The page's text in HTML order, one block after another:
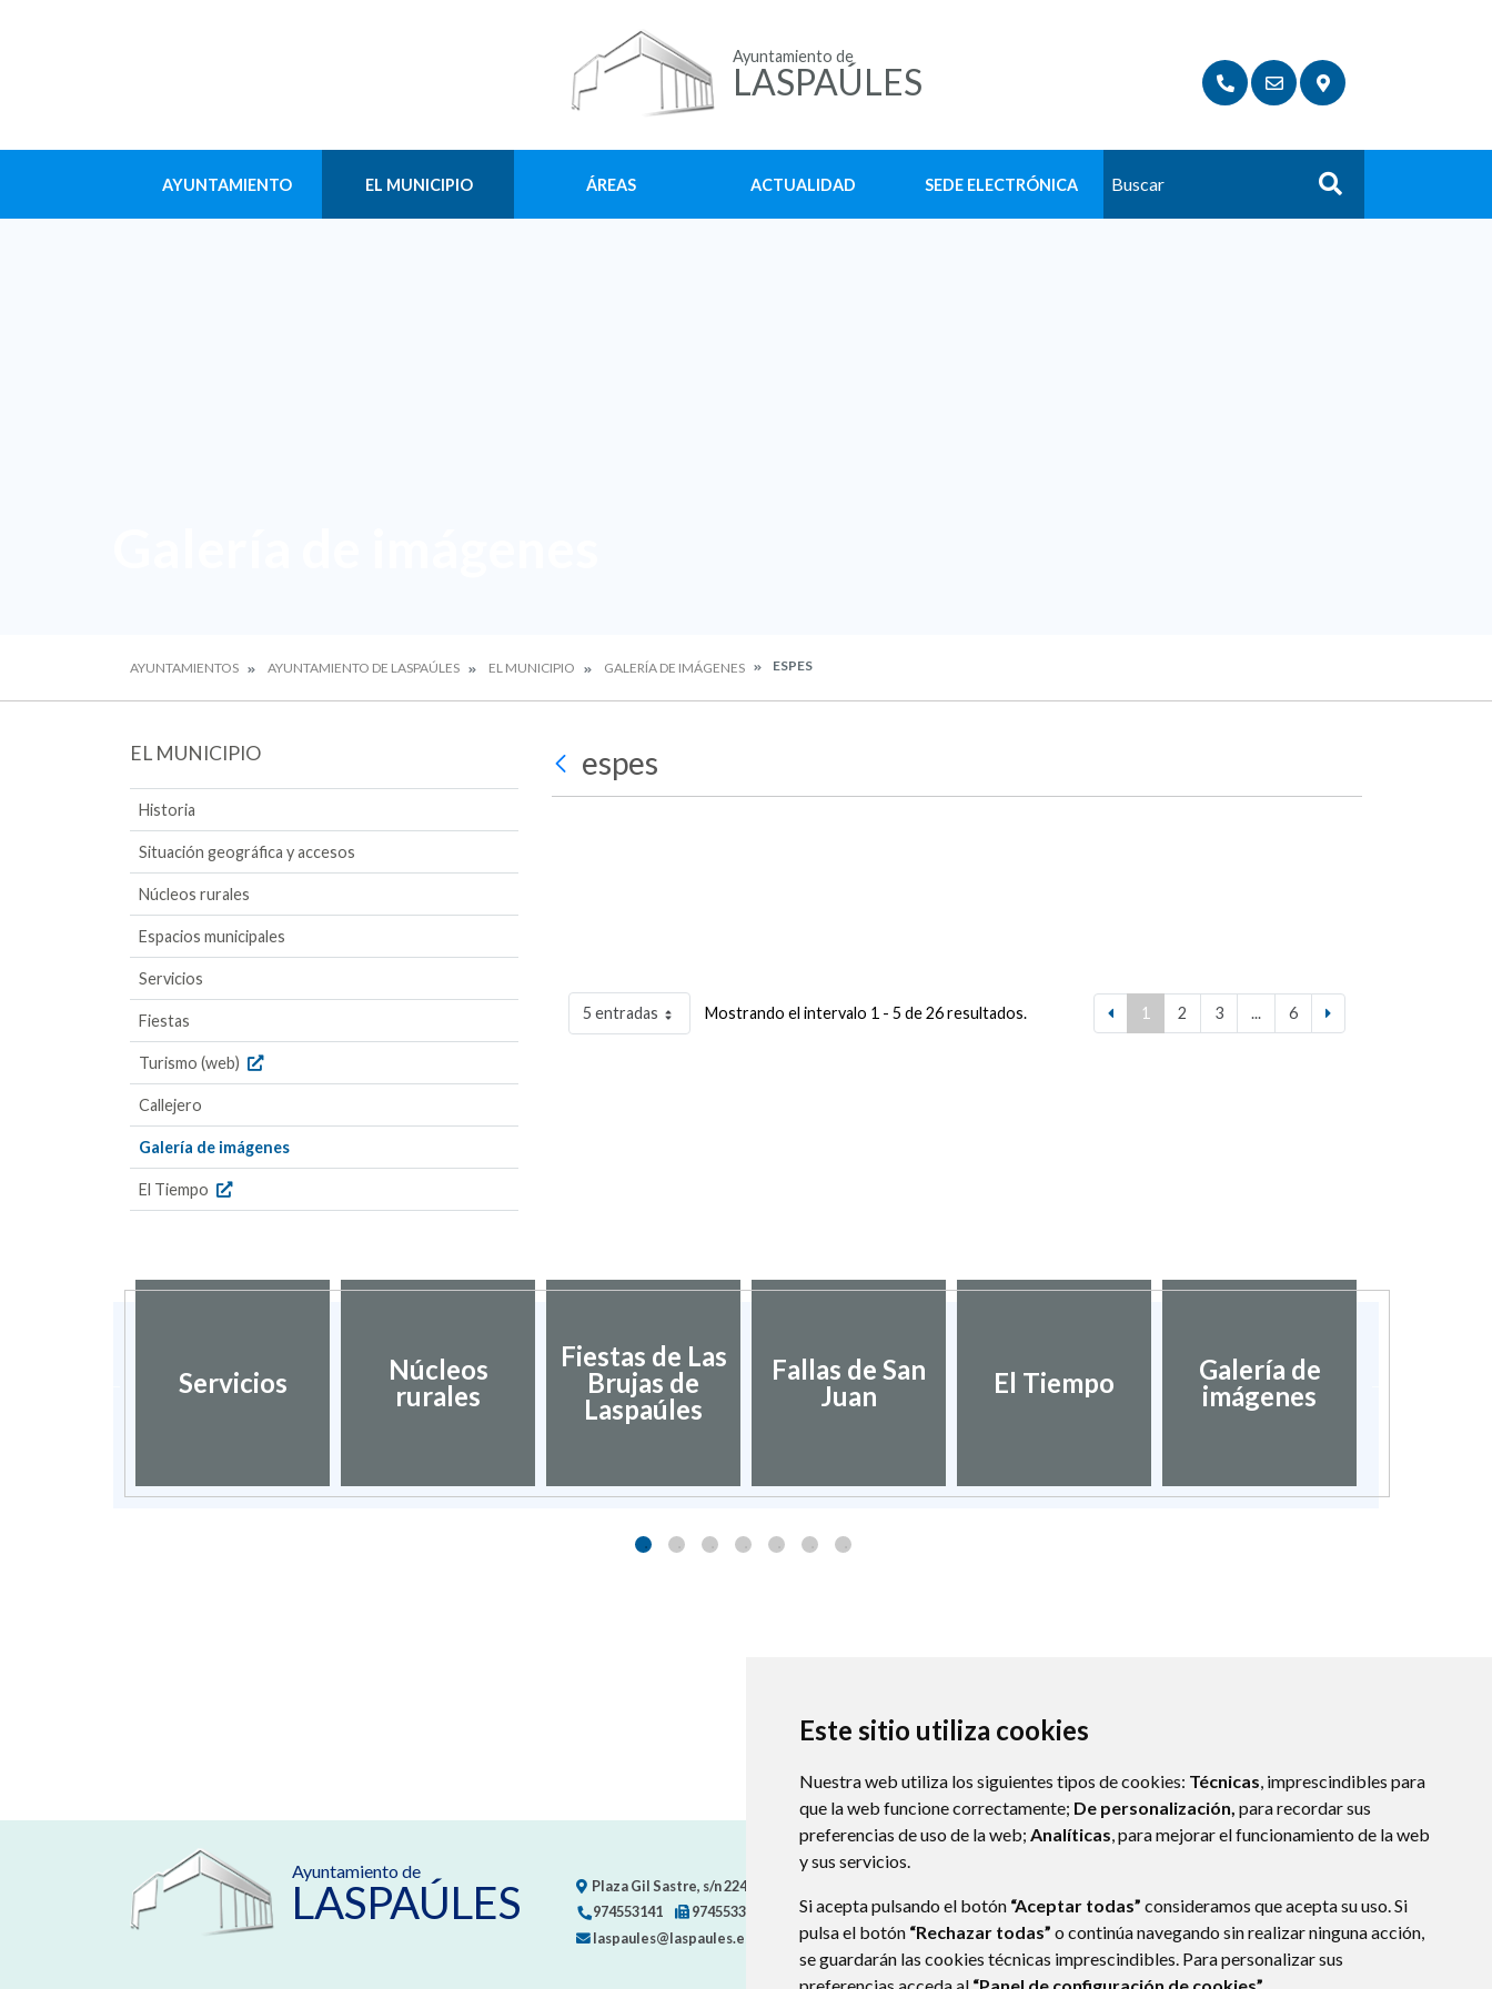
Este sitio utiliza cookies
Nuestra web utiliza los siguientes tipos de cookies: Técnicas, imprescindibles para
que la web funcione correctamente; De personalización, para recordar sus
preferencias de uso de la web; Analíticas, para mejorar el funcionamiento de la web
y sus servicios.
Si acepta pulsando el botón “Aceptar todas” consideramos que acepta su uso. Si
pulsa el botón “Rechazar todas” o continúa navegando sin realizar ninguna acción,
se guardarán las cookies técnicas imprescindibles. Para personalizar sus
Ayuntamiento de
LASPAÚLES
AYUNTAMIENTO EL MUNICIPIO ÁREAS ACTUALIDAD SEDE ELECTRÓNICA Buscar
AYUNTAMIENTOS AYUNTAMIENTO DE LASPAÚLES EL MUNICIPIO GALERÍA DE IMÁGENES ESPES
EL MUNICIPIO
Historia
Situación geográfica y accesos
Núcleos rurales
Espacios municipales
Servicios
Fiestas
Turismo (web)
Callejero
Galería de imágenes
El Tiempo
espes
5 entradas Mostrando el intervalo 1 - 5 de 26 resultados. 1 2 3 ... 6
Servicios
Núcleos
rurales
Fiestas de Las
Brujas de
Laspaúles
Fallas de San
Juan
El Tiempo
Galería de
imágenes
Ayuntamiento de
LASPAÚLES Plaza Gil Sastre, s/n22471
974553141
974553367
laspaules@laspaules.es